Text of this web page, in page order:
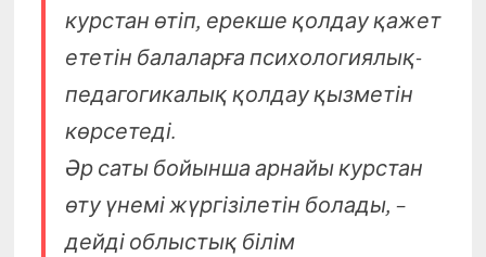
курстан өтіп, ерекше қолдау қажет
ететін балаларға психологиялық-
педагогикалық қолдау қызметін
көрсетеді.
Әр саты бойынша арнайы курстан
өту үнемі жүргізілетін болады, –
дейді облыстық білім